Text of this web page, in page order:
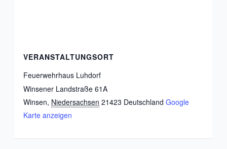
VERANSTALTUNGSORT
Feuerwehrhaus Luhdorf
Winsener Landstraße 61A
Winsen, Niedersachsen 21423 Deutschland Google
Karte anzeigen